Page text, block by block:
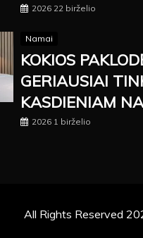
2026 22 birželio
Namai
KOKIOS
GERIAUSIAI
KASDIENIAM
2026 1 birželio
All Rights Reserved